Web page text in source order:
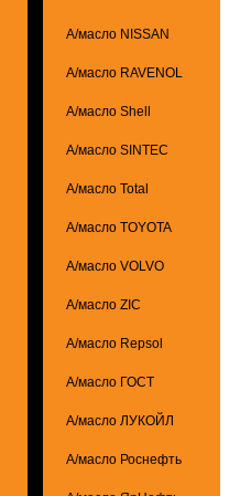
А/масло NISSAN
А/масло RAVENOL
А/масло Shell
А/масло SINTEC
А/масло Total
А/масло TOYOTA
А/масло VOLVO
А/масло ZIC
А/масло Repsol
А/масло ГОСТ
А/масло ЛУКОЙЛ
А/масло Роснефть